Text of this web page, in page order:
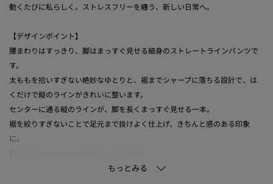
動くたびに私らしく。ストレスフリーを纏う、新しい日常へ。
【デザインポイント】
腰まわりはすっきり、脚はまっすぐ見せる細身のストレートラインパンツで
す。
太ももを拾いすぎない絶妙なゆとりと、裾までシャープに落ちる設計で、は
くだけで縦のラインがきれいに整います。
センターに通る縦のラインが、脚を長くまっすぐ見せる一本。
裾を絞りすぎないことで足元まで抜けよく仕上げ、きちんと感のある印象
に。